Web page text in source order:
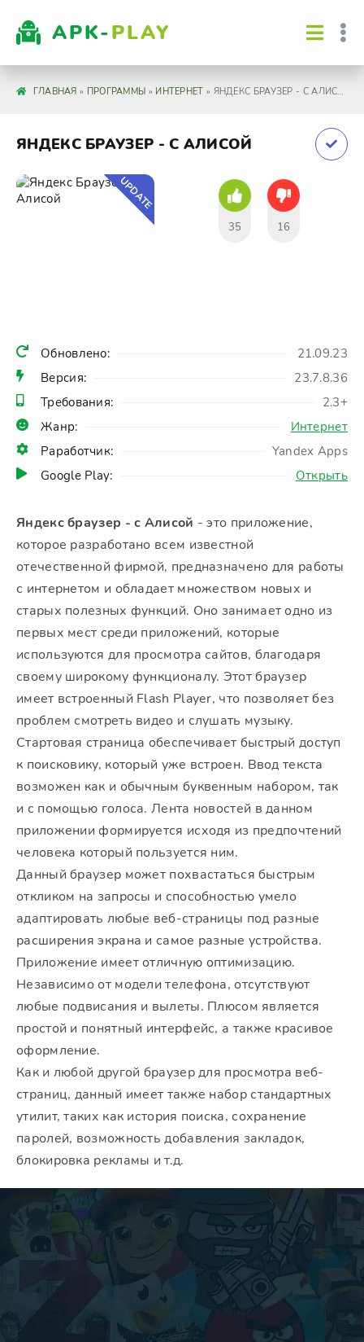
APK-PLAY
ГЛАВНАЯ » ПРОГРАММЫ » ИНТЕРНЕТ » ЯНДЕКС БРАУЗЕР - С АЛИСОЙ
ЯНДЕКС БРАУЗЕР - С АЛИСОЙ
Обновлено:
21.09.23
Версия:
23.7.8.36
Требования:
2.3+
Жанр:
Интернет
Раработчик:
Yandex Apps
Google Play:
Открыть
UPDATE
35 16
Яндекс браузер - с Алисой - это приложение,
которое разработано всем известной
отечественной фирмой, предназначено для работы
с интернетом и обладает множеством новых и
старых полезных функций. Оно занимает одно из
первых мест среди приложений, которые
используются для просмотра сайтов, благодаря
своему широкому функционалу. Этот браузер
имеет встроенный Flash Player, что позволяет без
проблем смотреть видео и слушать музыку.
Стартовая страница обеспечивает быстрый доступ
к поисковику, который уже встроен. Ввод текста
возможен как и обычным буквенным набором, так
и с помощью голоса. Лента новостей в данном
приложении формируется исходя из предпочтений
человека который пользуется ним.
Данный браузер может похвастаться быстрым
откликом на запросы и способностью умело
адаптировать любые веб-страницы под разные
расширения экрана и самое разные устройства.
Приложение имеет отличную оптимизацию.
Независимо от модели телефона, отсутствуют
любые подвисания и вылеты. Плюсом является
простой и понятный интерфейс, а также красивое
оформление.
Как и любой другой браузер для просмотра веб-
страниц, данный имеет также набор стандартных
утилит, таких как история поиска, сохранение
паролей, возможность добавления закладок,
блокировка рекламы и т.д.